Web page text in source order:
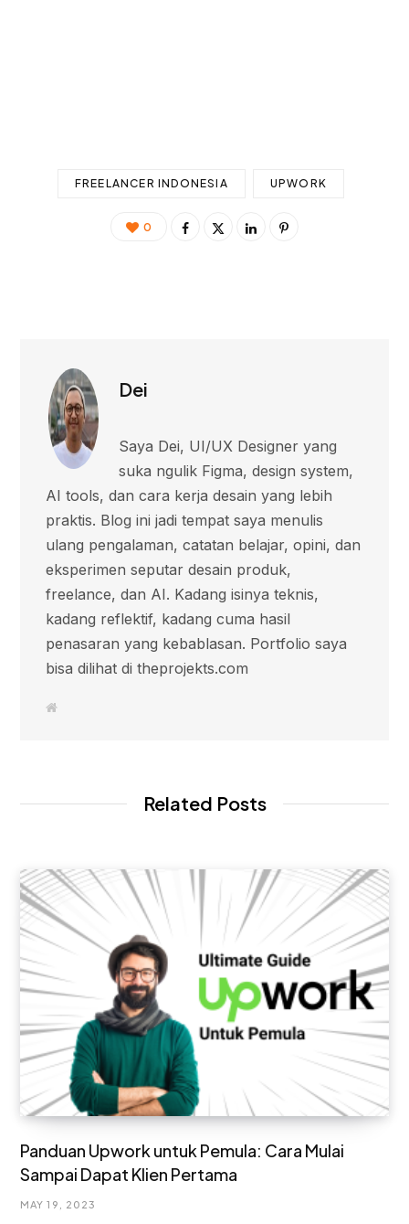
FREELANCER INDONESIA UPWORK
0
Dei
Saya Dei, UI/UX Designer yang
suka ngulik Figma, design system,
AI tools, dan cara kerja desain yang lebih
praktis. Blog ini jadi tempat saya menulis
ulang pengalaman, catatan belajar, opini, dan
eksperimen seputar desain produk,
freelance, dan AI. Kadang isinya teknis,
kadang reflektif, kadang cuma hasil
penasaran yang kebablasan. Portfolio saya
bisa dilihat di theprojekts.com
Related Posts
Panduan Upwork untuk Pemula: Cara Mulai
Sampai Dapat Klien Pertama
MAY 19, 2023